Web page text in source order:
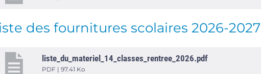
des fournitures scolaires 2026-2027
liste_du_materiel_14_classes_rentree_2026.pdf
PDF | 97.41 Ko